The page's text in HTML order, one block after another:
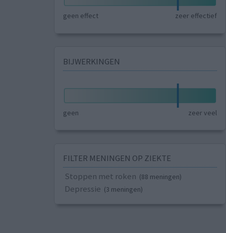
geen effect zeer effectief
BIJWERKINGEN
geen zeer veel
FILTER MENINGEN OP ZIEKTE
Stoppen met roken (88 meningen)
Depressie (3 meningen)